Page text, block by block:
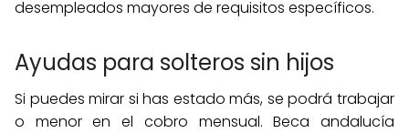
desempleados mayores de requisitos específicos.
Ayudas para solteros sin hijos
Si puedes mirar si has estado más, se podrá trabajar
o menor en el cobro mensual. Beca andalucía